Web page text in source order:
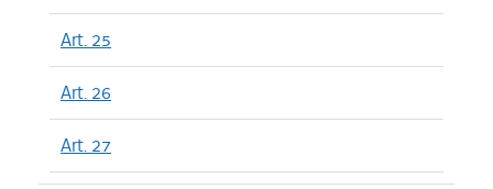
Art. 25
Art. 26
Art. 27